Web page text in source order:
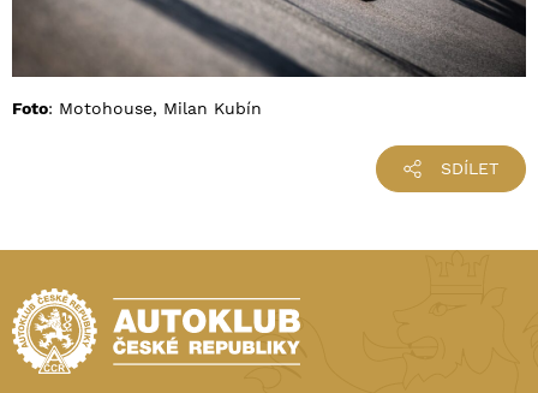
Foto: Motohouse, Milan Kubín
SDÍLET